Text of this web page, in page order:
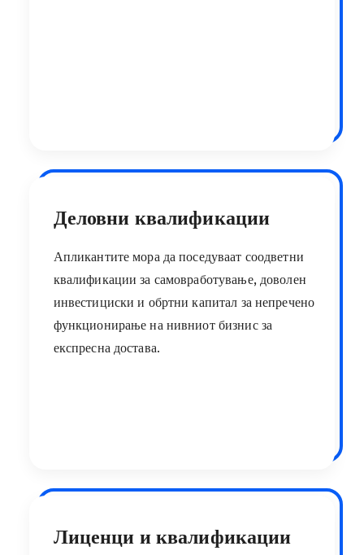
Деловни квалификации
Апликантите мора да поседуваат соодветни
квалификации за самовработување, доволен
инвестициски и обртни капитал за непречено
функционирање на нивниот бизнис за
експресна достава.
Лиценци и квалификации